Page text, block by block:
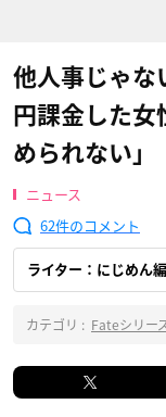
他人事じゃ
円課金した
められない」
ニュース
62
ライター：にじめん
カテゴリ : Fateシリー